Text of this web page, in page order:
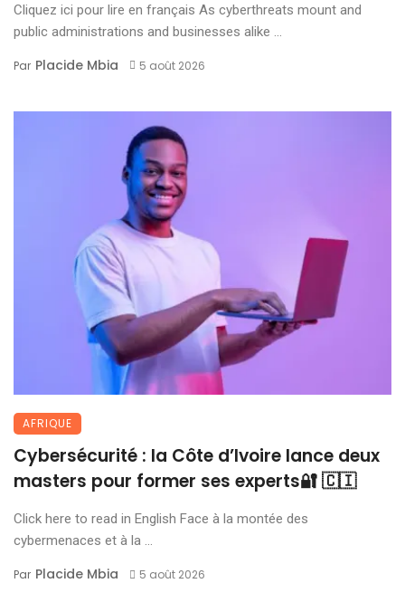
Cliquez ici pour lire en français As cyberthreats mount and
public administrations and businesses alike ...
Par Placide Mbia 5 août 2026
AFRIQUE
Cybersécurité : la Côte d’Ivoire lance deux
masters pour former ses experts🔐 🇨🇮
Click here to read in English Face à la montée des
cybermenaces et à la ...
Par Placide Mbia 5 août 2026